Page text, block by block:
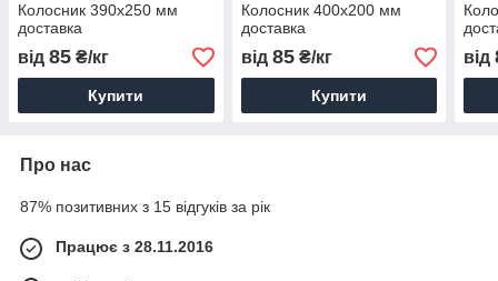
Колосник 390х250 мм
доставка
від 85 ₴/кг
Купити
Колосник 400х200 мм
доставка
від 85₴/кг
Купити
від
Про нас
87% позитивних з 15 відгуків за рік
Працює з 28.11.2016